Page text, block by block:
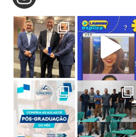
Homenagem e Reconhecimento!
O pro Laboro Explica: Saiba tudo sobre Bacharel
Faça Pós na Laboro! As aulas deste mês
Tecnologia e Solidariedade em Ação!